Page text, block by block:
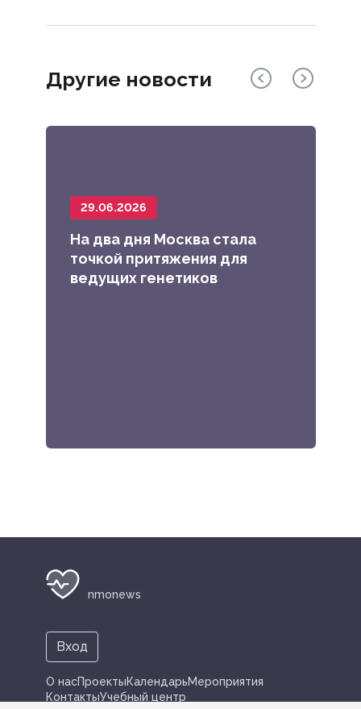
Другие новости
29.06.2026
На два дня Москва стала
точкой притяжения для
ведущих генетиков
nmonews
О насПроектыКалендарьМероприятия
КонтактыУчебный центр
Вход